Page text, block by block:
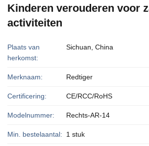
Kinderen verouderen voor
activiteiten
Plaats van
herkomst:
Sichuan, China
Merknaam: Redtiger
Certificering: CE/RCC/RoHS
Modelnummer: Rechts-AR-14
Min. bestelaantal: 1 stuk